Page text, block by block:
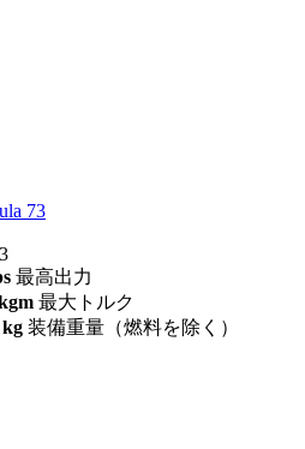
73
最高出力
最大トルク
kg 装備重量（燃料を除く）